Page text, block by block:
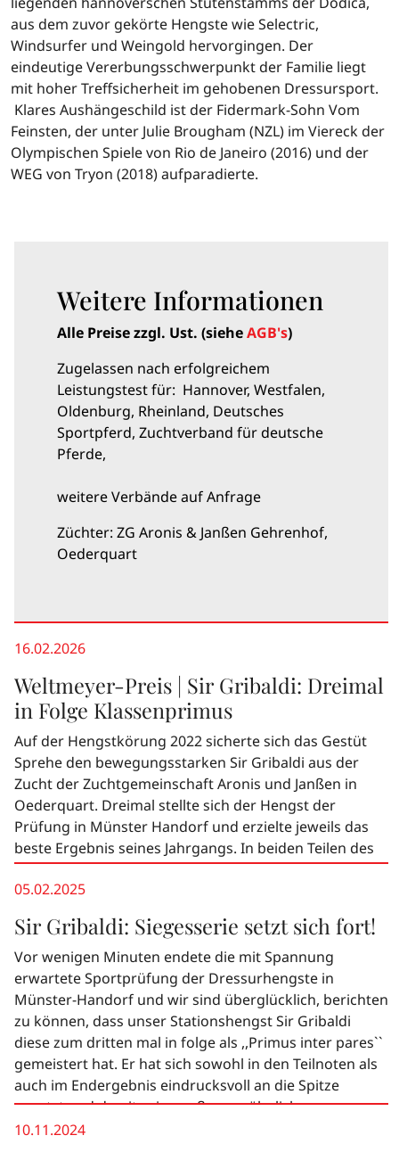
aus dem zuvor gekörte Hengste wie Selectric,
Windsurfer und Weingold hervorgingen. Der
eindeutige Vererbungsschwerpunkt der Familie liegt
mit hoher Treffsicherheit im gehobenen Dressursport.
Klares Aushängeschild ist der Fidermark-Sohn Vom
Feinsten, der unter Julie Brougham (NZL) im Viereck der
Olympischen Spiele von Rio de Janeiro (2016) und der
WEG von Tryon (2018) aufparadierte.
Weitere Informationen
Alle Preise zzgl. Ust. (sieheAGB's)
Zugelassen nach erfolgreichem
Leistungstest für: Hannover, Westfalen,
Oldenburg, Rheinland, Deutsches
Sportpferd, Zuchtverband für deutsche
Pferde,
weitere Verbände auf Anfrage
Züchter: ZG Aronis & Janßen Gehrenhof,
Oederquart
16.02.2026
Weltmeyer-Preis | Sir Gribaldi: Dreimal
in Folge Klassenprimus
Auf der Hengstkörung 2022 sicherte sich das Gestüt
Sprehe den bewegungsstarken Sir Gribaldi aus der
Zucht der Zuchtgemeinschaft Aronis und Janßen in
Oederquart. Dreimal stellte sich der Hengst der
Prüfung in Münster Handorf und erzielte jeweils das
beste Ergebnis seines Jahrgangs. In beiden Teilen des
Sporttests Dressur überzeugte er mit den Endnoten
8,84 und 9,01. Auch im Turniersport bewährt sich Sir
Bundeschampionat der fünfjährigen Dressurpferde
erreichte er Rang zehn in der Qualifikation.Sir Gribaldis
Pedigree vereint wertvolles Veredlerblut. Über den
Muttervater All Inclusive sowie über den Vater der
Großmutter Lauries Crusador xx stehen Rittigkeit und
Leistungsbereitschaft im Fokus. Der Mutterstamm der
Dodica befindet sich aktuell im Aufwind.
05.02.2025
Sir Gribaldi: Siegesserie setzt sich fort!
Vor wenigen Minuten endete die mit Spannung
erwartete Sportprüfung der Dressurhengste in
Münster-Handorf und wir sind überglücklich, berichten
zu können, dass unser Stationshengst Sir Gribaldi
diese zum dritten mal in folge als ,,Primus inter pares``
gemeistert hat. Er hat sich sowohl in den Teilnoten als
auch im Endergebnis eindrucksvoll an die Spitze
gesetzt und damit seine außergewöhnlichen
Fähigkeiten zum wiederholten mal unter Beweis
10.11.2024